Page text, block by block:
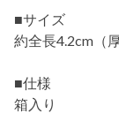
■サイズ
約全長4.2cm（
■仕様
箱入り